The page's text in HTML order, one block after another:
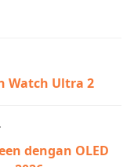
Watch Ultra 2
dengan OLED